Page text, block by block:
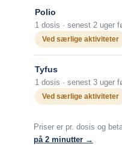
Hvis man bliver
have rabies, skal
vaccination,
vaccineret
Hundegalskab
Polio
1 dosis · senest 2 uger
Ved særlige aktiviteter
Tyfus
1 dosis · senest 3 uger
Ved særlige aktiviteter
Priser er pr. dosis og
på 2 minutter →